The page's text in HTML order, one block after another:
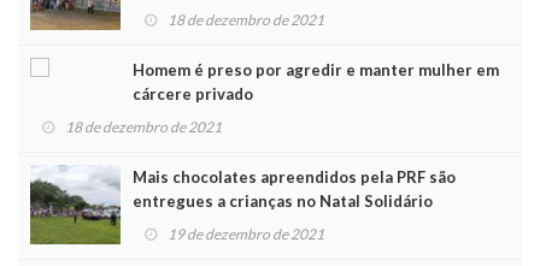
Noel 18 de dezembro de 2021
Homem é preso por agredir e manter mulher em
cárcere privado
18 de dezembro de 2021
Mais chocolates apreendidos pela PRF são
entregues a crianças no Natal Solidário
19 de dezembro de 2021